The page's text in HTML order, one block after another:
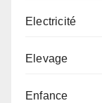
Electricité
Elevage
Enfance